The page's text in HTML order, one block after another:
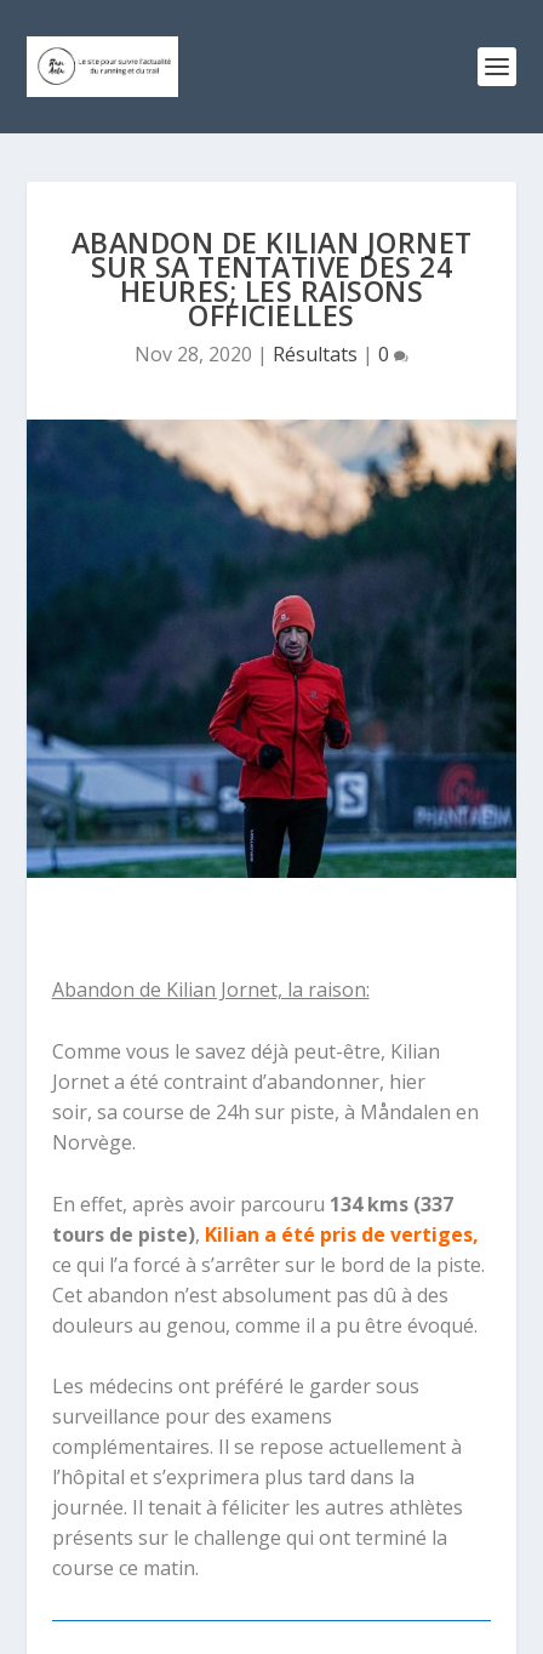
ABANDON DE KILIAN JORNET
SUR SA TENTATIVE DES 24
HEURES; LES RAISONS
OFFICIELLES
Nov 28, 2020 | Résultats | 0
Abandon de Kilian Jornet, la raison:
Comme vous le savez déjà peut-être, Kilian
Jornet a été contraint d’abandonner, hier
soir, sa course de 24h sur piste, à Måndalen en
Norvège.
En effet, après avoir parcouru 134 kms (337
tours de piste), Kilian a été pris de vertiges,
ce qui l’a forcé à s’arrêter sur le bord de la piste.
Cet abandon n’est absolument pas dû à des
douleurs au genou, comme il a pu être évoqué.
Les médecins ont préféré le garder sous
surveillance pour des examens
complémentaires. Il se repose actuellement à
l’hôpital et s’exprimera plus tard dans la
journée. Il tenait à féliciter les autres athlètes
présents sur le challenge qui ont terminé la
course ce matin.